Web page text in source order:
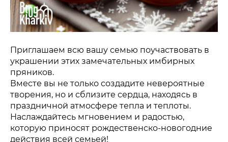
Приглашаем всю вашу семью поучаствовать в
украшении этих замечательных имбирных
пряников.
Вместе вы не только создадите невероятные
творения, но и сблизите сердца, находясь в
праздничной атмосфере тепла и теплоты.
Наслаждайтесь мгновением и радостью,
которую приносят рождественско-новогодние
действия всей семьей!